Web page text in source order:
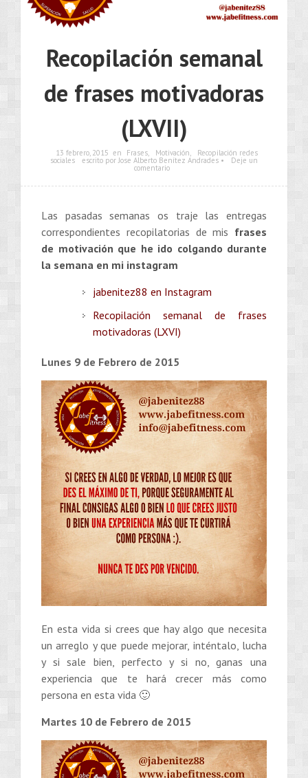
Recopilación semanal
de frases motivadoras
(LXVII)
13 febrero, 2015 en Frases, Motivación Recopilación redes
sociales escrito por Jose Alberto Benítez Andrades • Deje un
comentario
Las pasadas semanas os traje las entregas
correspondientes recopilatorias de mis frases
de motivación que he ido colgando durante
la semana en mi instagram
jabenitez88 en Instagram
Recopilación semanal de frases
motivadoras (LXVI)
Lunes 9 de Febrero de 2015
En esta vida si crees que hay algo que necesita
un arreglo y que puede mejorar, inténtalo, lucha
y si sale bien, perfecto y si no, ganas una
experiencia que te hará crecer más como
persona en esta vida 🙂
Martes 10 de Febrero de 2015